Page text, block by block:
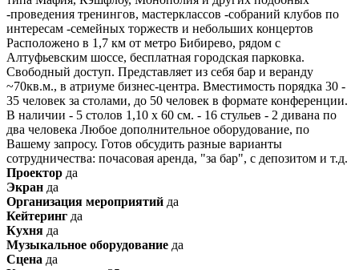
-проведения тренингов, мастерклассов -собраний клубов по
интересам -семейных торжеств и небольших концертов
Расположено в 1,7 км от метро Бибирево, рядом с
Алтуфьевским шоссе, бесплатная городская парковка.
Свободный доступ. Представляет из себя бар и веранду
~70кв.м., в атриуме бизнес-центра. Вместимость порядка 30 -
35 человек за столами, до 50 человек в формате конференции.
В наличии - 5 столов 1,10 х 60 см. - 16 стульев - 2 дивана по
два человека Любое дополнительное оборудование, по
Вашему запросу. Готов обсудить разные варианты
сотрудничества: почасовая аренда, "за бар", с депозитом и т.д.
Проектор да
Экран да
Организация мероприятий да
Кейтеринг да
Кухня да
Музыкальное оборудование да
Сцена да